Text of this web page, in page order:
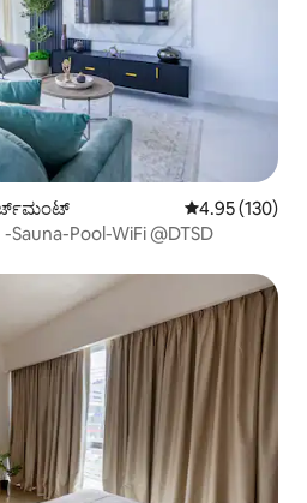
5 ರಲ್ಲಿ 4.95
4.95 (130)
Pool-WiFi @DTSD